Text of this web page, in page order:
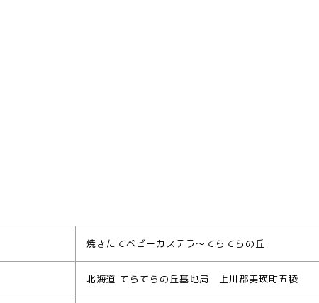
焼きたてベビーカステラ～てらてらの丘
北海道 てらてらの丘基地局 上川郡美瑛町五稜